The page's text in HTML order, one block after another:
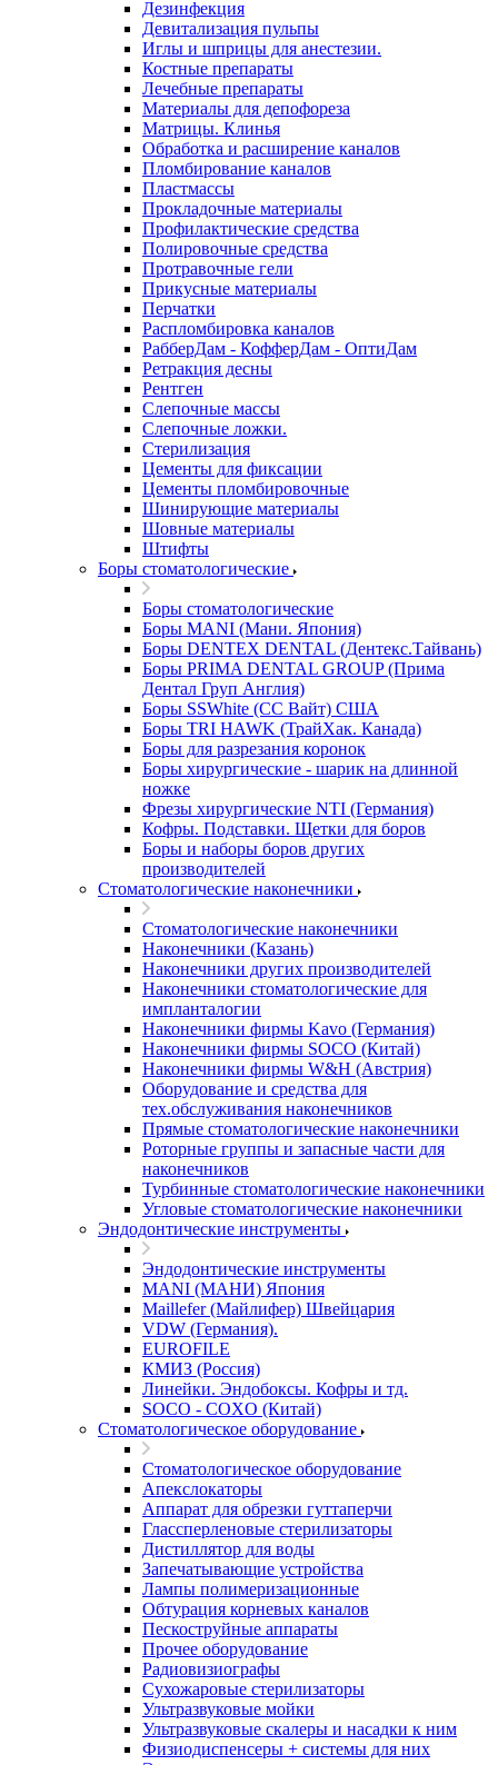
Дезинфекция
Девитализация пульпы
Иглы и шприцы для анестезии.
Костные препараты
Лечебные препараты
Материалы для депофореза
Матрицы. Клинья
Обработка и расширение каналов
Пломбирование каналов
Пластмассы
Прокладочные материалы
Профилактические средства
Полировочные средства
Протравочные гели
Прикусные материалы
Перчатки
Распломбировка каналов
РабберДам - КофферДам - ОптиДам
Ретракция десны
Рентген
Слепочные массы
Слепочные ложки.
Стерилизация
Цементы для фиксации
Цементы пломбировочные
Шинирующие материалы
Шовные материалы
Штифты
Боры стоматологические
Боры стоматологические
Боры MANI (Мани. Япония)
Боры DENTEX DENTAL (Дентекс.Тайвань)
Боры PRIMA DENTAL GROUP (Прима
Дентал Груп Англия)
Боры SSWhite (СС Вайт) США
Боры TRI HAWK (ТрайХак. Канада)
Боры для разрезания коронок
Боры хирургические - шарик на длинной
ножке
Фрезы хирургические NTI (Германия)
Кофры. Подставки. Щетки для боров
Боры и наборы боров других
производителей
Стоматологические наконечники
Стоматологические наконечники
Наконечники (Казань)
Наконечники других производителей
Наконечники стоматологические для
импланталогии
Наконечники фирмы Kavo (Германия)
Наконечники фирмы SOCO (Китай)
Наконечники фирмы W&H (Австрия)
Оборудование и средства для
тех.обслуживания наконечников
Прямые стоматологические наконечники
Роторные группы и запасные части для
наконечников
Турбинные стоматологические наконечники
Угловые стоматологические наконечники
Эндодонтические инструменты
Эндодонтические инструменты
MANI (МАНИ) Япония
Maillefer (Майлифер) Швейцария
VDW (Германия).
EUROFILE
КМИЗ (Россия)
Линейки. Эндобоксы. Кофры и тд.
SOCO - COXO (Китай)
Стоматологическое оборудование
Стоматологическое оборудование
Апекслокаторы
Аппарат для обрезки гуттаперчи
Глассперленовые стерилизаторы
Дистиллятор для воды
Запечатывающие устройства
Лампы полимеризационные
Обтурация корневых каналов
Пескоструйные аппараты
Прочее оборудование
Радиовизиографы
Сухожаровые стерилизаторы
Ультразвуковые мойки
Ультразвуковые скалеры и насадки к ним
Физиодиспенсеры + системы для них